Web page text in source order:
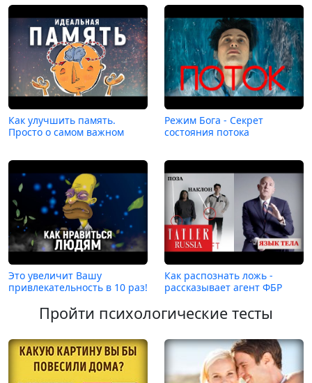
Как улучшить память.
Просто о самом важном
Режим Бога - Секрет
состояния потока
Это увеличит Вашу
привлекательность в 10 раз!
Как распознать ложь -
рассказывает агент ФБР
Пройти психологические тесты